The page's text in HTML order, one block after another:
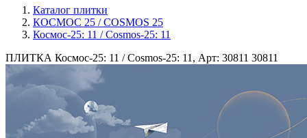
Каталог плитки
КОСМОС 25 / COSMOS 25
Космос-25: 11 / Cosmos-25: 11
ПЛИТКА Космос-25: 11 / Cosmos-25: 11, Арт: 30811 30811